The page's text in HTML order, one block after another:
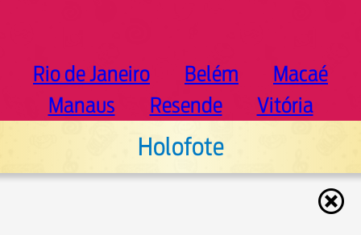
Rio de Janeiro Belém
Macaé
Manaus
Resende Vitória
Holofote